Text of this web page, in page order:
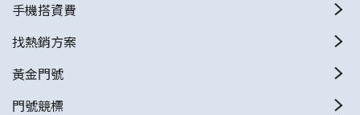
手機搭資費
找熱銷方案
黃金門號
門號競標